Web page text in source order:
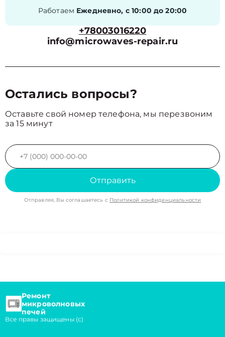
Работаем Ежедневно, с 10:00 до 20:00
+78003016220
info@microwaves-repair.ru
Остались вопросы?
Оставьте свой номер телефона, мы перезвоним
за 15 минут
Отправить
Отправляя, Вы соглашаетесь с Политикой конфиденциальности
Ремонт
микроволновых
печей
Все правы защищены (с)